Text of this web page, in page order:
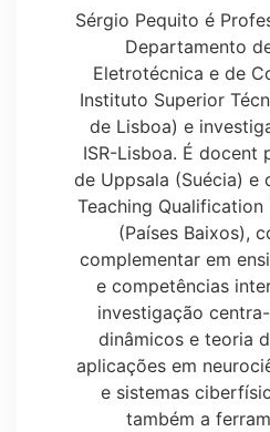
Sérgio Pequito é
Departamento
Eletrotécnica e de
Instituto Superior
de Lisboa) e
ISR-Lisboa. É docent
de Uppsala (Suécia) e
Teaching Qualification
(Países Baixos),
complementar em
e competências
investigação
dinâmicos e teoria
aplicações em
e sistemas
também a